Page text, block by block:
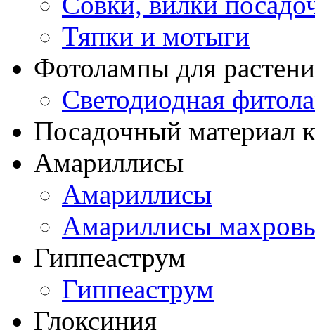
Тяпки и мотыги
Фотолампы для
Светодиодная
Посадочный материал
Амариллисы
Амариллисы
Амариллисы
Гиппеаструм
Гиппеаструм
Глоксиния